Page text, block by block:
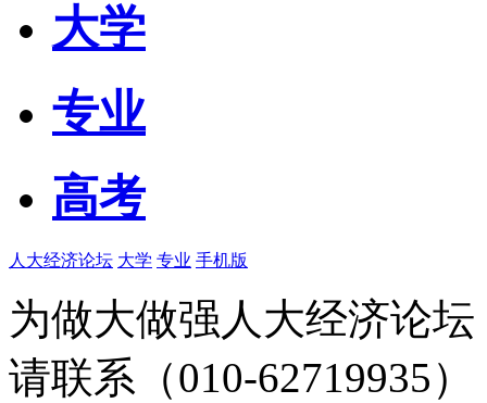
大学
专业
高考
人大经济论坛 大学 专业 手机版
为做大做强人大经济论
请联系（010-62719935）